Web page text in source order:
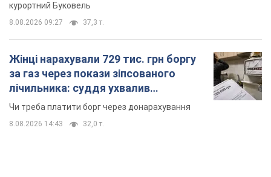
курортний Буковель
8.08.2026 09:27 37,3 т.
Жінці нарахували 729 тис. грн боргу
за газ через покази зіпсованого
лічильника: суддя ухвалив
неочікуване рішення
Чи треба платити борг через донарахування
8.08.2026 14:43 32,0 т.